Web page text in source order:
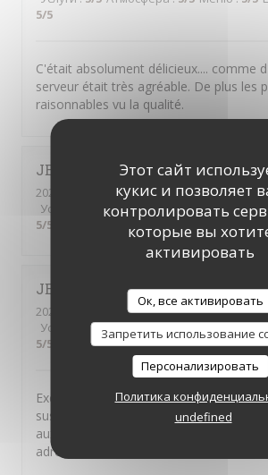
Этот сайт
кукис и позволяет
контролировать
которые вы
активировать
Ок, все активировать
Запретить использование
Персонализировать
Политика
undefined
5/5
C'était absolument délicieux.... comme
serveur était très agréable. De plus les
raisonnables vu la qualité.
JEAN-CHRISTOPHEM
2026-07-24
- 12:15 - гости 1
Услуги
Атмосфера: 5/5 Меню :5/5
5/5
JEAN-MARIEF
2026-07-06
- 12:30 - гости 4
Услуги
5/5 Атмосфера:5/5 Меню:5/5
5/5
Excellent restaurant libanais. Le buffet
suscite l enthousiasme de toutes les
auxquelles je propose de déjeuner à
adresse.